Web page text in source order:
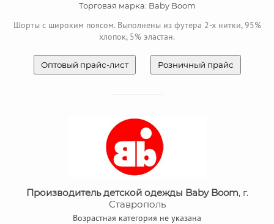
Торговая марка: Baby Boom
Шорты с широким поясом. Выполнены из футера 2-х нитки, 95%
хлопок, 5% эластан.
Оптовый прайс-лист Розничный прайс
Производитель детской одежды Baby Boom, г.
Ставрополь
Возрастная категория не указана